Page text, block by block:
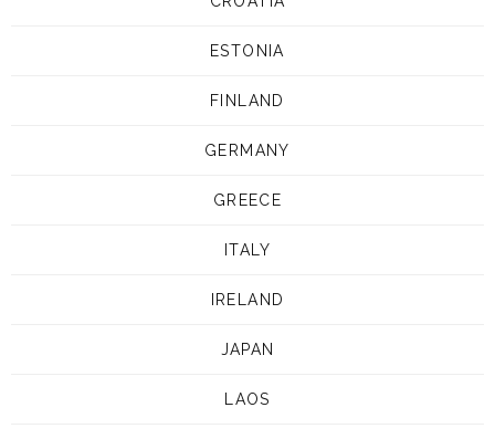
ESTONIA
FINLAND
GERMANY
GREECE
ITALY
IRELAND
JAPAN
LAOS